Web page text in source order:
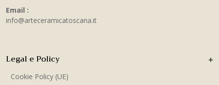
Email :
info@arteceramicatoscana.it
Legal e Policy
Cookie Policy (UE)